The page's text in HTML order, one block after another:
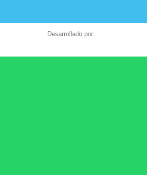
Desarrollado por: